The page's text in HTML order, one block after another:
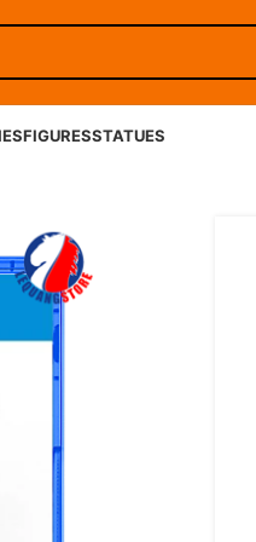
FIGURESSTATUES